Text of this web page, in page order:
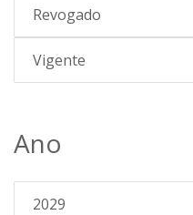
Revogado
Vigente
Ano
2029